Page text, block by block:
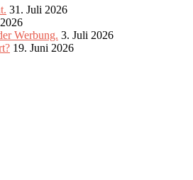
31. Juli 2026
Werbung. 3. Juli 2026
19. Juni 2026